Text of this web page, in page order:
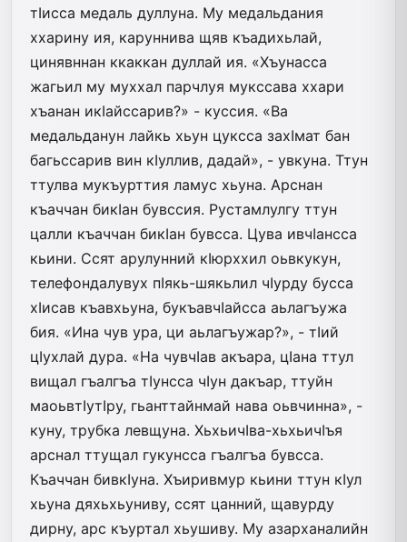
тIисса медаль дуллуна. Му медальдания
ххарину ия, каруннива щяв къадихьлай,
цинявннан кка­ккан дуллай ия. «Хъунасса
жагьил му муххал парчлуя мукссава ххари
хъанан икIайссарив?» - куссия. «Ва
медальданун лайкь хьун цуксса захIмат бан
багьссарив вин кIуллив, дадай», - увкуна. Ттун
ттулва му­къурттия ламус хьуна. Арснан
къаччан бикIан бувссия. Рустамлулгу ттун
цалли къаччан бикIан бувсса. Цува ивчIансса
кьини. Ссят арулунний кIюрххил оьвкукун,
телефондалувух пIякь-шякьлил чIурду бусса
хIисав къавхьуна, букъавчIайсса аьлагъужа
бия. «Ина чув ура, ци аьлагъужар?», - тIий
цIухлай дура. «На чувчIав акъара, цIана ттул
вищал гъалгъа тIунсса чIун дакъар, ттуйн
маоьвтIутIру, гьанттайнмай нава оьвчинна», -
куну, трубка левщуна. ХьхьичIва-хьхьичIъя
арснал ттущал гукунсса гъалгъа бувсса.
Къаччан бивкIуна. Хъиривмур кьини ттун кIул
хьуна дяхьхьуниву, ссят цанний, щавурду
дирну, арс къуртал хьушиву. Му азарханалийн